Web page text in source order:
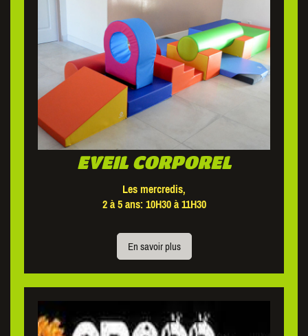
EVEIL CORPOREL
Les mercredis,
2 à 5 ans: 10H30 à 11H30
En savoir plus